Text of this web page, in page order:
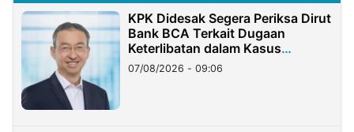
KPK Didesak Segera Periksa Dirut
Bank BCA Terkait Dugaan
Keterlibatan dalam Kasus
Hilangnya Dana Nasabah Rp2,58
Miliar
07/08/2026 - 09:06